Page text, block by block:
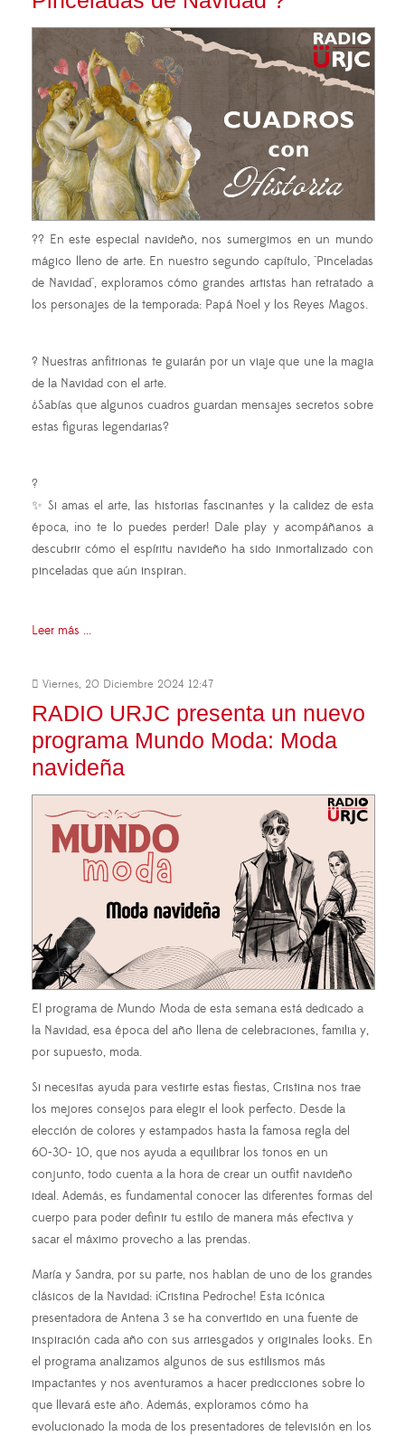
?? En este especial navideño, nos sumergimos en un mundo
mágico lleno de arte. En nuestro segundo capítulo, "Pinceladas
de Navidad", exploramos cómo grandes artistas han retratado a
los personajes de la temporada: Papá Noel y los Reyes Magos.
? Nuestras anfitrionas te guiarán por un viaje que une la magia
de la Navidad con el arte.
¿Sabías que algunos cuadros guardan mensajes secretos sobre
estas figuras legendarias?
?
✨ Si amas el arte, las historias fascinantes y la calidez de esta
época, ¡no te lo puedes perder! Dale play y acompáñanos a
descubrir cómo el espíritu navideño ha sido inmortalizado con
pinceladas que aún inspiran.
Leer más ...
Viernes, 20 Diciembre 2024 12:47
RADIO URJC presenta un nuevo
programa Mundo Moda: Moda
navideña
El programa de Mundo Moda de esta semana está dedicado a
la Navidad, esa época del año llena de celebraciones, familia y,
por supuesto, moda.
Si necesitas ayuda para vestirte estas fiestas, Cristina nos trae
los mejores consejos para elegir el look perfecto. Desde la
elección de colores y estampados hasta la famosa regla del
60-30- 10, que nos ayuda a equilibrar los tonos en un
conjunto, todo cuenta a la hora de crear un outfit navideño
ideal. Además, es fundamental conocer las diferentes formas del
cuerpo para poder definir tu estilo de manera más efectiva y
sacar el máximo provecho a las prendas.
María y Sandra, por su parte, nos hablan de uno de los grandes
clásicos de la Navidad: ¡Cristina Pedroche! Esta icónica
presentadora de Antena 3 se ha convertido en una fuente de
inspiración cada año con sus arriesgados y originales looks. En
el programa analizamos algunos de sus estilismos más
impactantes y nos aventuramos a hacer predicciones sobre lo
que llevará este año. Además, exploramos cómo ha
evolucionado la moda de los presentadores de televisión en los